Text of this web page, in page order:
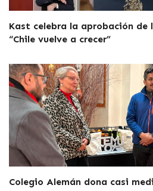
Kast celebra la aprobación de
“Chile vuelve a crecer”
Colegio Alemán dona casi